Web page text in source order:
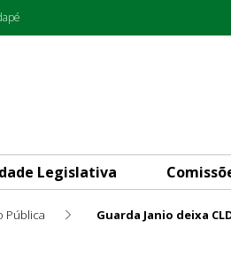
Legislativa
Pública